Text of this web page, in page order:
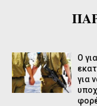
Ο
για